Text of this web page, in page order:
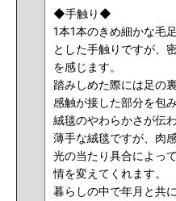
◆手触り◆
1本1本のきめ細かな毛
とした手触りですが、
を感じます。
踏みしめた際には足の
感触が接した部分を包
絨毯のやわらかさが伝
薄手な絨毯ですが、肉
光の当たり具合によっ
情を変えてくれます。
暮らしの中で年月と共